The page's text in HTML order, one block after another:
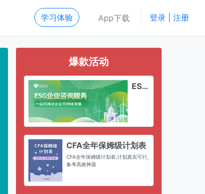
学习体验 App下载 登录 | 注册
爆款活动
ESG
CFA全年保姆级计划表
CFA全年保姆级计划表,计划真实可行,
备考高效神器